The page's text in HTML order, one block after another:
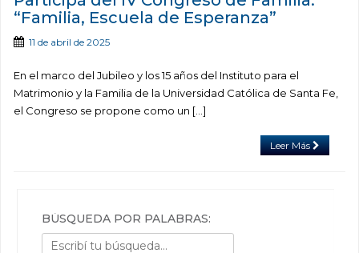
“Familia, Escuela de Esperanza”
11 de abril de 2025
En el marco del Jubileo y los 15 años del Instituto para el
Matrimonio y la Familia de la Universidad Católica de Santa Fe,
el Congreso se propone como un […]
Leer Más
BÚSQUEDA POR PALABRAS: